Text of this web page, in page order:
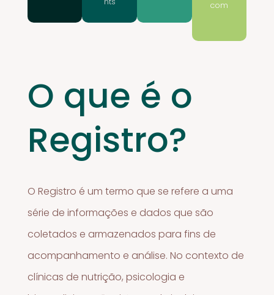
com
O que é o
Registro?
O Registro é um termo que se refere a uma
série de informações e dados que são
coletados e armazenados para fins de
acompanhamento e análise. No contexto de
clínicas de nutrição, psicologia e